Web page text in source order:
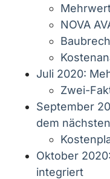
NOVA
Juli 2020:
Zwei-
September
dem
Oktober
integriert